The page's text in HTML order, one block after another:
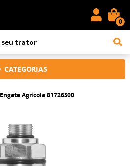
0
CATEGORIAS
Engate Agrícola 81726300